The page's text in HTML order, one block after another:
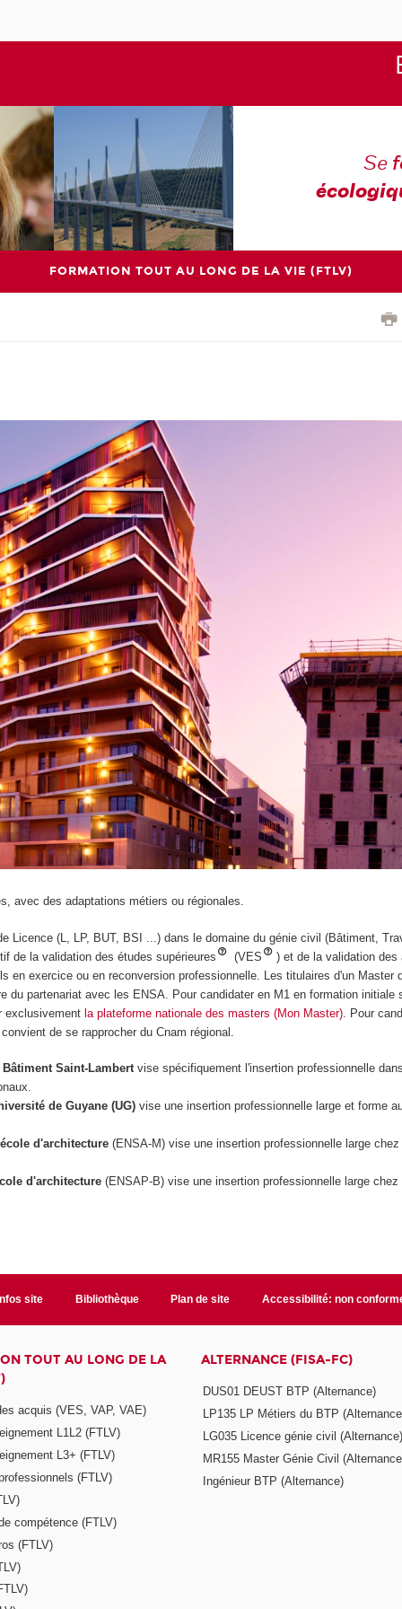
Se
FORMATION TOUT AU LONG DE LA VIE (FTLV)
avec des adaptations métiers ou régionales.
Licence (L, LP, BUT, BSI ...) dans le domaine du génie civil (Bâtiment,
de la validation des études supérieures
(VES
) et de la validation des
en exercice ou en reconversion professionnelle. Les titulaires d'un Master
du partenariat avec les ENSA. Pour candidater en M1 en formation initiale
exclusivement la plateforme nationale des masters (Mon Master) . Pour
de se rapprocher du Cnam régional.
Saint-Lambertvise spécifiquement l'insertion professionnelle
de Guyane (UG)vise une insertion professionnelle large et forme
d'architecture(ENSA-M) vise une insertion professionnelle large
d'architecture(ENSAP-B) vise une insertion professionnelle large chez
site Bibliothèque Plan de site Accessibilité: non
TOUT AU LONG DE LA
acquis (VES, VAP, VAE)
L1L2 (FTLV)
L3+ (FTLV)
(FTLV)
compétence (FTLV)
(FTLV)
ALTERNANCE (FISA-FC)
DUS01 DEUST BTP (Alternance)
LP135 LP Métiers du BTP
LG035 Licence génie civil (Alternance)
MR155 Master Génie Civil
Ingénieur BTP (Alternance)